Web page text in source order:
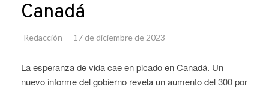
Canadá
Redacción 17 de diciembre de 2023
La esperanza de vida cae en picado en Canadá. Un
nuevo informe del gobierno revela un aumento del 300 por